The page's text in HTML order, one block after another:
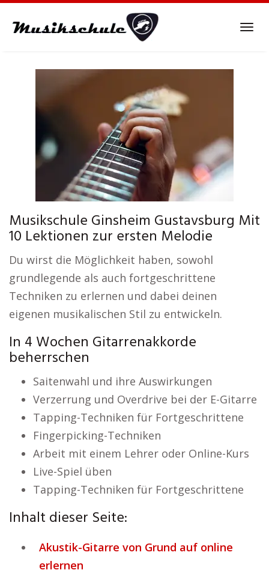
Musikschule Ginsheim Gustavsburg Mit
10 Lektionen zur ersten Melodie
Du wirst die Möglichkeit haben, sowohl
grundlegende als auch fortgeschrittene
Techniken zu erlernen und dabei deinen
eigenen musikalischen Stil zu entwickeln.
In 4 Wochen Gitarrenakkorde
beherrschen
Saitenwahl und ihre Auswirkungen
Verzerrung und Overdrive bei der E-Gitarre
Tapping-Techniken für Fortgeschrittene
Fingerpicking-Techniken
Arbeit mit einem Lehrer oder Online-Kurs
Live-Spiel üben
Tapping-Techniken für Fortgeschrittene
Inhalt dieser Seite:
Akustik-Gitarre von Grund auf online
erlernen